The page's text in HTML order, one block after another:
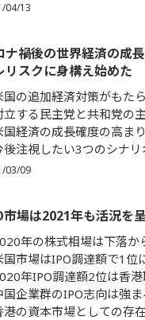
04/13
ナ禍後の世界経済の成
リスクに身構え始めた
国の追加経済対策がもた
立する民主党と共和党の
国経済の成長確度の高ま
後注視したい3つのシナリ
03/09
場は2021年も活況を
年の株式相場は下落か
国市場はIPO調達額で1位
年IPO調達額2位は香
国企業群のIPO志向は強ま
港の資本市場としての存